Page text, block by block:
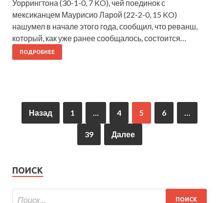
Уоррингтона (30-1-0, 7 KO), чей поединок с
мексиканцем Маурисио Ларой (22-2-0, 15 KO)
нашумел в начале этого года, сообщил, что реванш,
который, как уже ранее сообщалось, состоится…
ПОДРОБНЕЕ
Назад 1 4 5 6
39 Далее
ПОИСК